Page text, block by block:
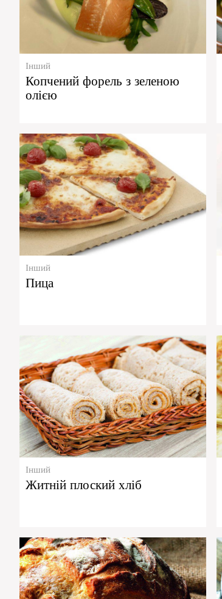
Інший
Копчений форель з зеленою
олією
Інший
Пица
Інший
Житній плоский хліб